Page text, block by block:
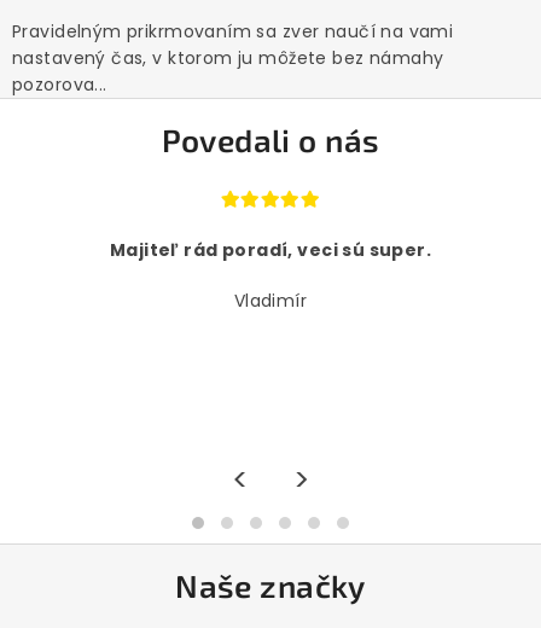
Pravidelným prikrmovaním sa zver naučí na vami
nastavený čas, v ktorom ju môžete bez námahy
pozorova...
Povedali o nás
Majiteľ rád poradí, veci sú super.
Vladimír
< >
Naše značky